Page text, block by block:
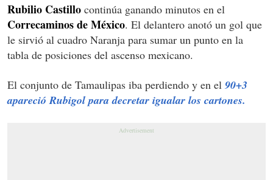
Rubilio Castillo continúa ganando minutos en el
Correcaminos de México. El delantero anotó un gol que
le sirvió al cuadro Naranja para sumar un punto en la
tabla de posiciones del ascenso mexicano.
El conjunto de Tamaulipas iba perdiendo y en el 90+3
apareció Rubigol para decretar igualar los cartones.